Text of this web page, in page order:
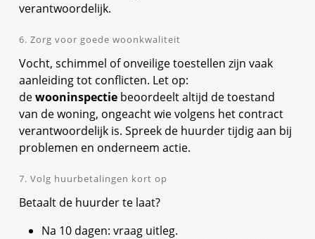
verantwoordelijk.
6. Zorg voor goede woonkwaliteit
Vocht, schimmel of onveilige toestellen zijn vaak
aanleiding tot conflicten. Let op:
dewooninspectie beoordeelt altijd de toestand
van de woning, ongeacht wie volgens het contract
verantwoordelijk is. Spreek de huurder tijdig aan bij
problemen en onderneem actie.
7. Volg huurbetalingen kort op
Betaalt de huurder te laat?
Na 10 dagen: vraag uitleg.